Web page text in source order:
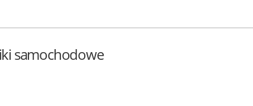
samochodowe